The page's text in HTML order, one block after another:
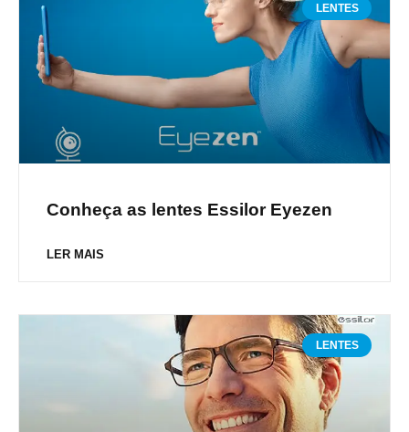
LENTES
Conheça as lentes Essilor Eyezen
LER MAIS
LENTES